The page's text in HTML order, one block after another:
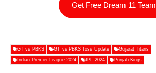
Get Free Dream 11 Team
GT vs PBKS GT vs PBKS Toss Update Gujarat Titans
Indian Premier League 2024 IPL 2024 Punjab Kings